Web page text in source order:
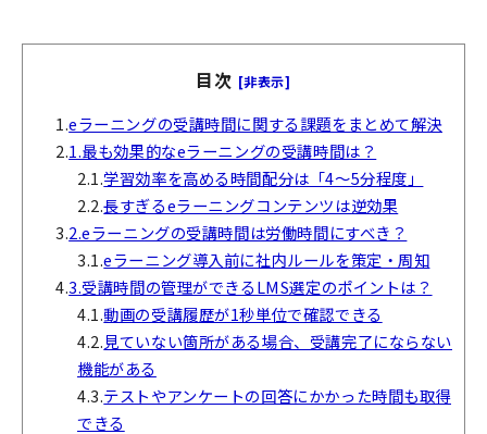
目次 [非表示]
1.eラーニングの受講時間に関する課題をまとめて解決
2.1.最も効果的なeラーニングの受講時間は？
2.1.学習効率を高める時間配分は「4〜5分程度」
2.2.長すぎるeラーニングコンテンツは逆効果
3.2.eラーニングの受講時間は労働時間にすべき？
3.1.eラーニング導入前に社内ルールを策定・周知
4.3.受講時間の管理ができるLMS選定のポイントは？
4.1.動画の受講履歴が1秒単位で確認できる
4.2.見ていない箇所がある場合、受講完了にならない
機能がある
4.3.テストやアンケートの回答にかかった時間も取得
できる